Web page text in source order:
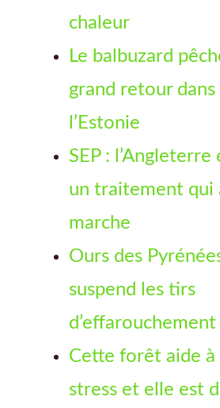
chaleur
Le balbuzard
grand retour dans
l’Estonie
SEP : l’Angleterre
un traitement qui
marche
Ours des
suspend les tirs
Cette forêt aide
stress et elle est